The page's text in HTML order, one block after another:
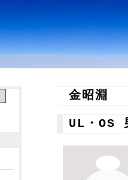
金昭淵
UL・OS